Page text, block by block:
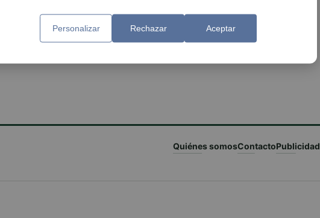
Quiénes somosContactoPublicidad
Personalizar Rechazar Aceptar